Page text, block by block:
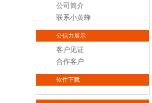
公司简介
联系小黄蜂
公信力展示
客户见证
合作客户
软件下载